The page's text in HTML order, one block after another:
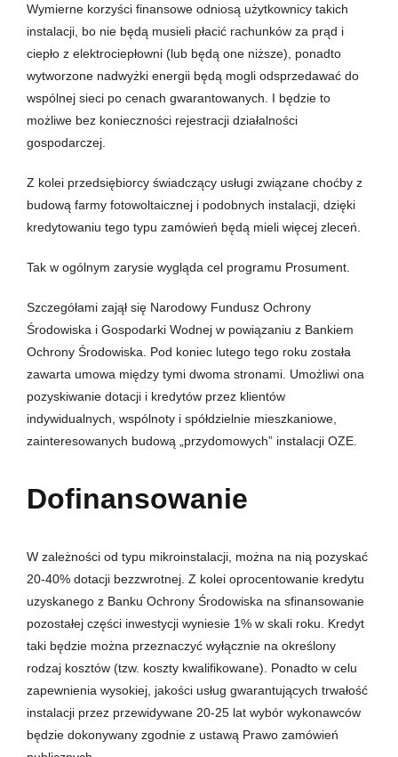
Wymierne korzyści finansowe odniosą użytkownicy takich
instalacji, bo nie będą musieli płacić rachunków za prąd i
ciepło z elektrociepłowni (lub będą one niższe), ponadto
wytworzone nadwyżki energii będą mogli odsprzedawać do
wspólnej sieci po cenach gwarantowanych. I będzie to
możliwe bez konieczności rejestracji działalności
gospodarczej.
Z kolei przedsiębiorcy świadczący usługi związane choćby z
budową farmy fotowoltaicznej i podobnych instalacji, dzięki
kredytowaniu tego typu zamówień będą mieli więcej zleceń.
Tak w ogólnym zarysie wygląda cel programu Prosument.
Szczegółami zajął się Narodowy Fundusz Ochrony
Środowiska i Gospodarki Wodnej w powiązaniu z Bankiem
Ochrony Środowiska. Pod koniec lutego tego roku została
zawarta umowa między tymi dwoma stronami. Umożliwi ona
pozyskiwanie dotacji i kredytów przez klientów
indywidualnych, wspólnoty i spółdzielnie mieszkaniowe,
zainteresowanych budową „przydomowych” instalacji OZE.
Dofinansowanie
W zależności od typu mikroinstalacji, można na nią pozyskać
20-40% dotacji bezzwrotnej. Z kolei oprocentowanie kredytu
uzyskanego z Banku Ochrony Środowiska na sfinansowanie
pozostałej części inwestycji wyniesie 1% w skali roku. Kredyt
taki będzie można przeznaczyć wyłącznie na określony
rodzaj kosztów (tzw. koszty kwalifikowane). Ponadto w celu
zapewnienia wysokiej, jakości usług gwarantujących trwałość
instalacji przez przewidywane 20-25 lat wybór wykonawców
będzie dokonywany zgodnie z ustawą Prawo zamówień